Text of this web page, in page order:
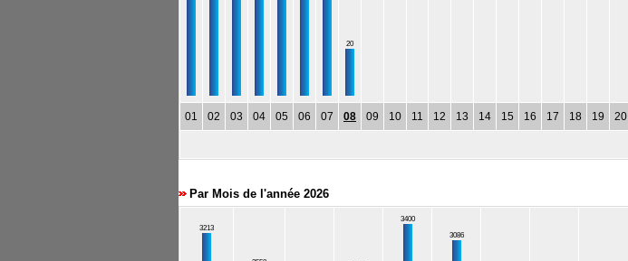
20
01 02 03 04 05 06 07 08 09 10 11 12 13 14 15 16 17 18 19 20
Par Mois de l'année 2026
3213
3400
3086